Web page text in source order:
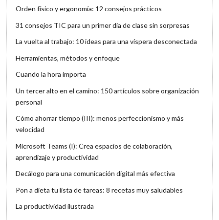
Orden físico y ergonomía: 12 consejos prácticos
31 consejos TIC para un primer día de clase sin sorpresas
La vuelta al trabajo: 10 ideas para una víspera desconectada
Herramientas, métodos y enfoque
Cuando la hora importa
Un tercer alto en el camino: 150 artículos sobre organización
personal
Cómo ahorrar tiempo (III): menos perfeccionismo y más
velocidad
Microsoft Teams (I): Crea espacios de colaboración,
aprendizaje y productividad
Decálogo para una comunicación digital más efectiva
Pon a dieta tu lista de tareas: 8 recetas muy saludables
La productividad ilustrada